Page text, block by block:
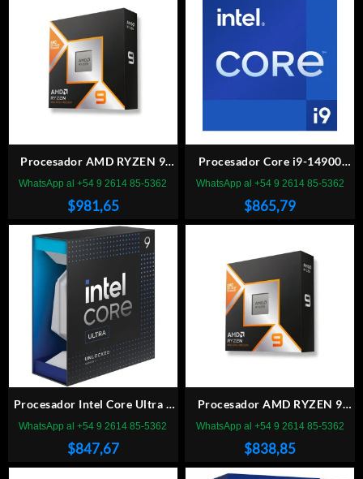
Procesador AMD RYZEN 9
9950X3D AM5, sin cooler
$981,65
WhatsApp al +54 9 2614 85-5362
Procesador Core i9-14900
2.0GHz 36MB LGA 1700
$865,79
WhatsApp al +54 9 2614 85-5362
Procesador Intel Core Ultra 9
285K 3.7 GHz 36MB LGA1851
$847,67
WhatsApp al +54 9 2614 85-5362
Procesador AMD RYZEN 9
9900X3D AM5, sin cooler
$838,85
WhatsApp al +54 9 2614 85-5362